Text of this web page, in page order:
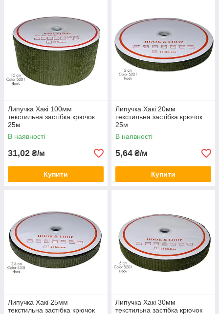
Липучка Хакі 100мм
текстильна застібка крючок
25м
В наявності
31,02 ₴/м
Купити
Липучка Хакі 20мм
текстильна застібка крючок
25м
В наявності
5,64 ₴/м
Купити
Липучка Хакі 25мм
текстильна застібка крючок
Липучка Хакі 30мм
текстильна застібка крючок